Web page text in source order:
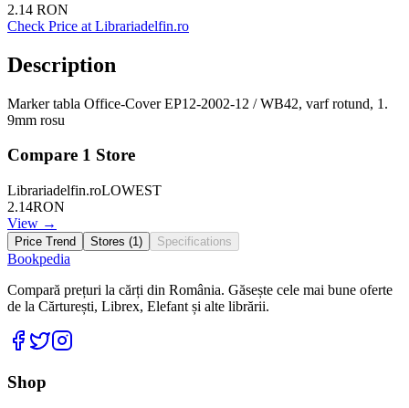
2.14 RON
Check Price at Librariadelfin.ro
Description
Marker tabla Office-Cover EP12-2002-12 / WB42, varf rotund, 1.
9mm rosu
Compare 1 Store
Librariadelfin.roLOWEST
2.14RON
View →
Price Trend Stores (1) Specifications
Bookpedia
Compară prețuri la cărți din România. Găsește cele mai bune oferte
de la Cărturești, Librex, Elefant și alte librării.
Facebook
Twitter
Shop